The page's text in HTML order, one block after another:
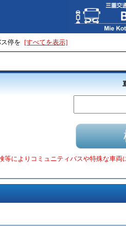
停を [すべてを表示]
等によりコミュニティバスや特殊な車両